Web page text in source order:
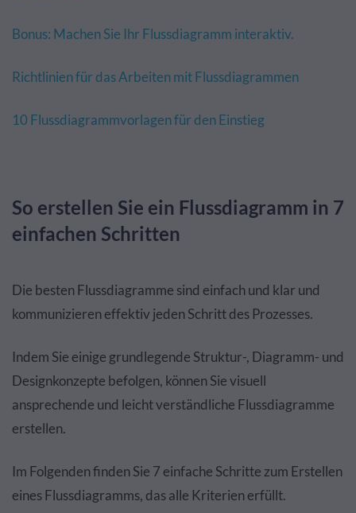
Bonus: Machen Sie Ihr Flussdiagramm interaktiv.
Richtlinien für das Arbeiten mit Flussdiagrammen
10 Flussdiagrammvorlagen für den Einstieg
So erstellen Sie ein Flussdiagramm in 7
einfachen Schritten
Die besten Flussdiagramme sind einfach und klar und
kommunizieren effektiv jeden Schritt des Prozesses.
Indem Sie einige grundlegende Struktur-, Diagramm- und
Designkonzepte befolgen, können Sie visuell
ansprechende und leicht verständliche Flussdiagramme
erstellen.
Im Folgenden finden Sie 7 einfache Schritte zum Erstellen
eines Flussdiagramms, das alle Kriterien erfüllt.